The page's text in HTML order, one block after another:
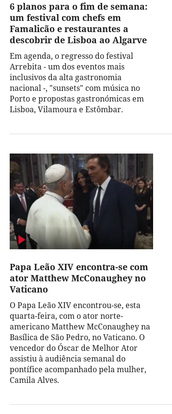
6 planos para o fim de semana:
um festival com chefs em
Famalicão e restaurantes a
descobrir de Lisboa ao Algarve
Em agenda, o regresso do festival
Arrebita - um dos eventos mais
inclusivos da alta gastronomia
nacional -, "sunsets" com música no
Porto e propostas gastronómicas em
Lisboa, Vilamoura e Estômbar.
Papa Leão XIV encontra-se com
ator Matthew McConaughey no
Vaticano
O Papa Leão XIV encontrou-se, esta
quarta-feira, com o ator norte-
americano Matthew McConaughey na
Basílica de São Pedro, no Vaticano. O
vencedor do Óscar de Melhor Ator
assistiu à audiência semanal do
pontífice acompanhado pela mulher,
Camila Alves.